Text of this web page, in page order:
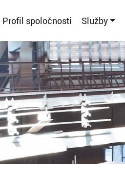
Profil spoločnosti Služby